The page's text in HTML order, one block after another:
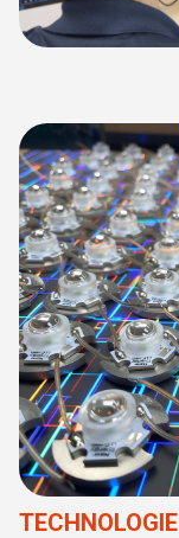
TECHNOLOGIE